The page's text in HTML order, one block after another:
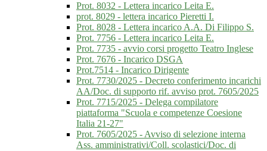
Prot. 8032 - Lettera incarico Leita E.
prot. 8029 - lettera incarico Pieretti I.
Prot. 8028 - Lettera incarico A.A. Di Filippo S.
Prot. 7756 - Lettera incarico Leita E.
Prot. 7735 - avvio corsi progetto Teatro Inglese
Prot. 7676 - Incarico DSGA
Prot.7514 - Incarico Dirigente
Prot. 7730/2025 - Decreto conferimento incarichi
AA/Doc. di supporto rif. avviso prot. 7605/2025
Prot. 7715/2025 - Delega compilatore
piattaforma "Scuola e competenze Coesione
Italia 21-27"
Prot. 7605/2025 - Avviso di selezione interna
Ass. amministrativi/Coll. scolastici/Doc. di